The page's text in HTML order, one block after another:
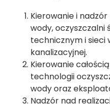
Kierowanie i
wody, oczyszczalni
technicznym i sieci
kanalizacyjnej.
Kierowanie
technologii
wody oraz
Nadzór nad